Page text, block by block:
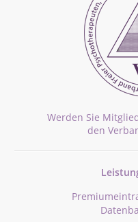
Werden Sie
den